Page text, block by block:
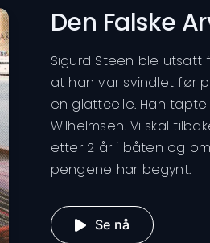
Den Falske
Sigurd Steen ble
at han var svindlet før
en glattcelle. Han
Wilhelmsen. Vi skal
etter 2 år i båten og
pengene har begynt.
Se nå